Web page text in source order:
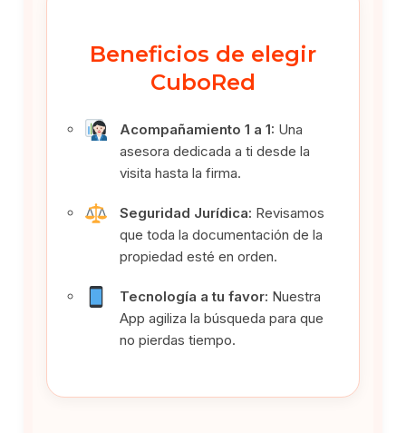
Beneficios de elegir
CuboRed
Acompañamiento 1 a 1: Una
asesora dedicada a ti desde la
visita hasta la firma.
Seguridad Jurídica: Revisamos
que toda la documentación de la
propiedad esté en orden.
Tecnología a tu favor: Nuestra
App agiliza la búsqueda para que
no pierdas tiempo.